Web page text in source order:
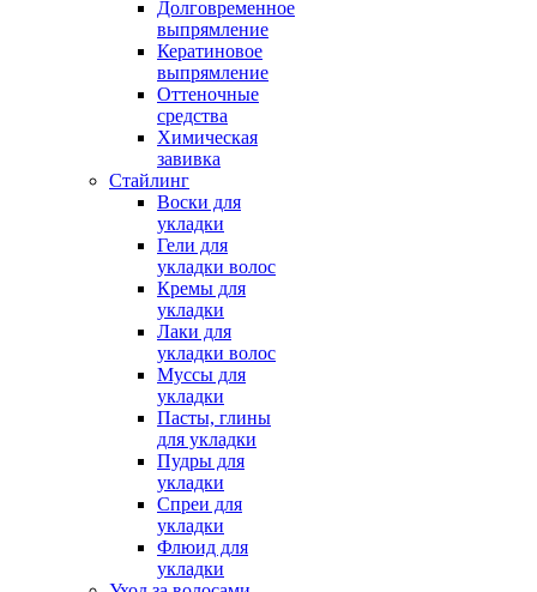
Долговременное
выпрямление
Кератиновое
выпрямление
Оттеночные
средства
Химическая
завивка
Стайлинг
Воски для
укладки
Гели для
укладки волос
Кремы для
укладки
Лаки для
укладки волос
Муссы для
укладки
Пасты, глины
для укладки
Пудры для
укладки
Спреи для
укладки
Флюид для
укладки